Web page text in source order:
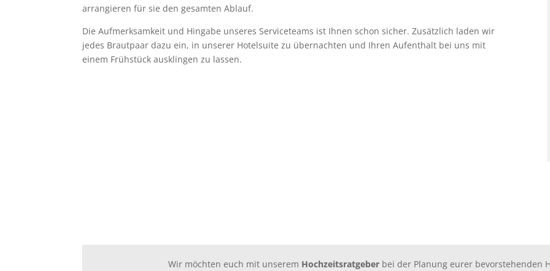
arrangieren für sie den gesamten Ablauf.
Die Aufmerksamkeit und Hingabe unseres Serviceteams ist Ihnen schon sicher. Zusätzlich laden wir
jedes Brautpaar dazu ein, in unserer Hotelsuite zu übernachten und Ihren Aufenthalt bei uns mit
einem Frühstück ausklingen zu lassen.
Wir möchten euch mit unserem Hochzeitsratgeber bei der Planung eurer bevorstehenden